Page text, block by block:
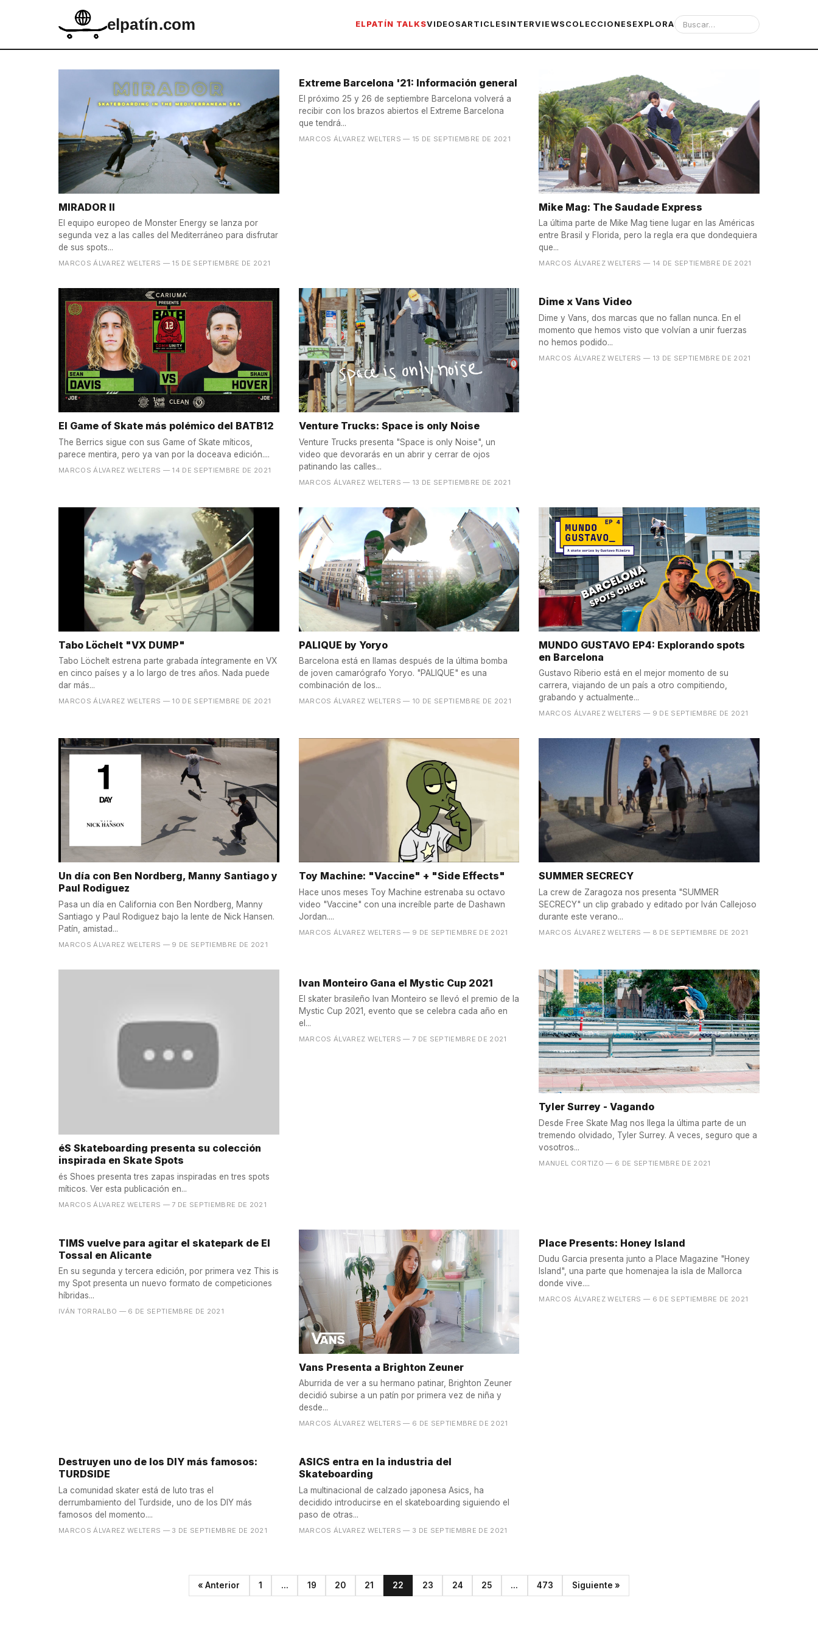
elpatín.com ELPATÍN TALKSVIDEOSARTICLES INTERVIEWS COLECCIONES EXPLORA
MIRADOR II
El equipo europeo de Monster Energy se lanza por
segunda vez a las calles del Mediterráneo para disfrutar
de sus spots...
MARCOS ÁLVAREZ WELTERS — 15 DE SEPTIEMBRE DE 2021
Extreme Barcelona '21: Información general
El próximo 25 y 26 de septiembre Barcelona volverá a
recibir con los brazos abiertos el Extreme Barcelona
que tendrá...
MARCOS ÁLVAREZ WELTERS — 15 DE SEPTIEMBRE DE 2021
Mike Mag: The Saudade Express
La última parte de Mike Mag tiene lugar en las Américas
entre Brasil y Florida, pero la regla era que dondequiera
que...
MARCOS ÁLVAREZ WELTERS — 14 DE SEPTIEMBRE DE 2021
El Game of Skate más polémico del BATB12
The Berrics sigue con sus Game of Skate míticos,
parece mentira, pero ya van por la doceava edición....
MARCOS ÁLVAREZ WELTERS — 14 DE SEPTIEMBRE DE 2021
Venture Trucks: Space is only Noise
Venture Trucks presenta "Space is only Noise", un
video que devorarás en un abrir y cerrar de ojos
patinando las calles...
MARCOS ÁLVAREZ WELTERS — 13 DE SEPTIEMBRE DE 2021
Dime x Vans Video
Dime y Vans, dos marcas que no fallan nunca. En el
momento que hemos visto que volvían a unir fuerzas
no hemos podido...
MARCOS ÁLVAREZ WELTERS — 13 DE SEPTIEMBRE DE 2021
Tabo Löchelt "VX DUMP"
Tabo Löchelt estrena parte grabada íntegramente en VX
en cinco países y a lo largo de tres años. Nada puede
dar más...
MARCOS ÁLVAREZ WELTERS — 10 DE SEPTIEMBRE DE 2021
PALIQUE by Yoryo
Barcelona está en llamas después de la última bomba
de joven camarógrafo Yoryo. "PALIQUE" es una
combinación de los...
MARCOS ÁLVAREZ WELTERS — 10 DE SEPTIEMBRE DE 2021
MUNDO GUSTAVO EP4: Explorando spots
en Barcelona
Gustavo Riberio está en el mejor momento de su
carrera, viajando de un país a otro compitiendo,
grabando y actualmente...
MARCOS ÁLVAREZ WELTERS — 9 DE SEPTIEMBRE DE 2021
Un día con Ben Nordberg, Manny Santiago y
Paul Rodiguez
Pasa un día en California con Ben Nordberg, Manny
Santiago y Paul Rodiguez bajo la lente de Nick Hansen.
Patín, amistad...
MARCOS ÁLVAREZ WELTERS — 9 DE SEPTIEMBRE DE 2021
Toy Machine: "Vaccine" + "Side Effects"
Hace unos meses Toy Machine estrenaba su octavo
video "Vaccine" con una increíble parte de Dashawn
Jordan....
MARCOS ÁLVAREZ WELTERS — 9 DE SEPTIEMBRE DE 2021
SUMMER SECRECY
La crew de Zaragoza nos presenta "SUMMER
SECRECY" un clip grabado y editado por Iván Callejoso
durante este verano...
MARCOS ÁLVAREZ WELTERS — 8 DE SEPTIEMBRE DE 2021
éS Skateboarding presenta su colección
inspirada en Skate Spots
és Shoes presenta tres zapas inspiradas en tres spots
míticos. Ver esta publicación en...
MARCOS ÁLVAREZ WELTERS — 7 DE SEPTIEMBRE DE 2021
Ivan Monteiro Gana el Mystic Cup 2021
El skater brasileño Ivan Monteiro se llevó el premio de la
Mystic Cup 2021, evento que se celebra cada año en
el...
MARCOS ÁLVAREZ WELTERS — 7 DE SEPTIEMBRE DE 2021
Tyler Surrey - Vagando
Desde Free Skate Mag nos llega la última parte de un
tremendo olvidado, Tyler Surrey. A veces, seguro que a
vosotros...
MANUEL CORTIZO — 6 DE SEPTIEMBRE DE 2021
TIMS vuelve para agitar el skatepark de El
Tossal en Alicante
En su segunda y tercera edición, por primera vez This is
my Spot presenta un nuevo formato de competiciones
híbridas...
IVÁN TORRALBO — 6 DE SEPTIEMBRE DE 2021
Vans Presenta a Brighton Zeuner
Aburrida de ver a su hermano patinar, Brighton Zeuner
decidió subirse a un patín por primera vez de niña y
desde...
MARCOS ÁLVAREZ WELTERS — 6 DE SEPTIEMBRE DE 2021
Place Presents: Honey Island
Dudu Garcia presenta junto a Place Magazine "Honey
Island", una parte que homenajea la isla de Mallorca
donde vive....
MARCOS ÁLVAREZ WELTERS — 6 DE SEPTIEMBRE DE 2021
Destruyen uno de los DIY más famosos:
TURDSIDE
La comunidad skater está de luto tras el
derrumbamiento del Turdside, uno de los DIY más
famosos del momento....
MARCOS ÁLVAREZ WELTERS — 3 DE SEPTIEMBRE DE 2021
ASICS entra en la industria del
Skateboarding
La multinacional de calzado japonesa Asics, ha
decidido introducirse en el skateboarding siguiendo el
paso de otras...
MARCOS ÁLVAREZ WELTERS — 3 DE SEPTIEMBRE DE 2021
« Anterior 1 ... 19 20 21 22 23 24 25 ... 473 Siguiente »